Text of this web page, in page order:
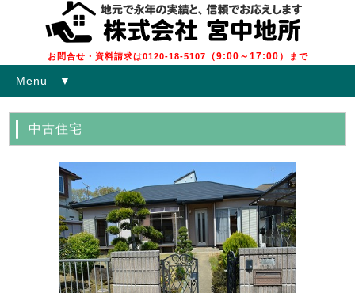
お問合せ・資料請求は0120-18-5107 （9:00～17:00） まで
Menu ▼
中古住宅